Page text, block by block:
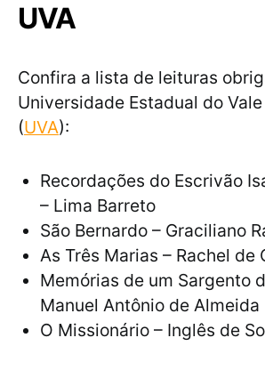
UVA
Confira a lista de leituras
Universidade Estadual do
(UVA):
Recordações do Escrivão
– Lima Barreto
São Bernardo – Graciliano
As Três Marias – Rachel de
Memórias de um Sargento
Manuel Antônio de Almeida
O Missionário – Inglês de